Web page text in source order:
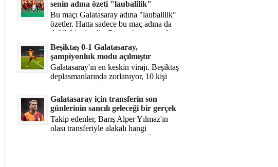
senin adına özeti "laubalilik"
Bu maçı Galatasaray adına "laubalilik"
özetler. Hatta sadece bu maç adına da
değil, bir süredir. Geçen 4 maçta sadece
1 gol yedin ...
Beşiktaş 0-1 Galatasaray,
şampiyonluk modu açılmıştır
Galatasaray'ın en keskin virajı. Beşiktaş
deplasmanlarında zorlanıyor, 10 kişi
bırakılıyorduk. Bu artık öğrendiğimiz
bir gerçek. Sane...
Galatasaray için transferin son
günlerinin sancılı geleceği bir gerçek
Takip edenler, Barış Alper Yılmaz'ın
olası transferiyle alakalı hangi
düşüncede olduğumu bilirler. O